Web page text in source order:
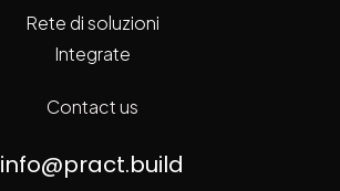
Rete di soluzioni
Integrate
Contact us
info@pract.build